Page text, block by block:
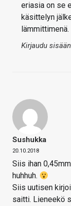
eriasia on se
käsittelyn
lämmittimenä.
Kirjaudu
Sushukka
20.10.2018
Siis ihan
huhhuh.
Siis uutisen
saitti. Lieneekö